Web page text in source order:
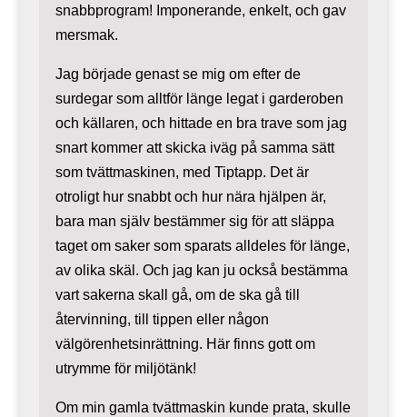
snabbprogram! Imponerande, enkelt, och gav
mersmak.
Jag började genast se mig om efter de
surdegar som alltför länge legat i garderoben
och källaren, och hittade en bra trave som jag
snart kommer att skicka iväg på samma sätt
som tvättmaskinen, med Tiptapp. Det är
otroligt hur snabbt och hur nära hjälpen är,
bara man själv bestämmer sig för att släppa
taget om saker som sparats alldeles för länge,
av olika skäl. Och jag kan ju också bestämma
vart sakerna skall gå, om de ska gå till
återvinning, till tippen eller någon
välgörenhetsinrättning. Här finns gott om
utrymme för miljötänk!
Om min gamla tvättmaskin kunde prata, skulle